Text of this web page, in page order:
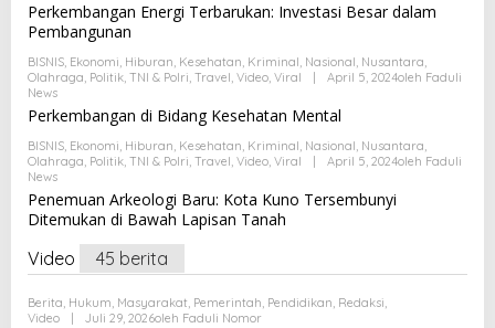
Perkembangan Energi Terbarukan: Investasi Besar dalam
Pembangunan
BISNIS, Ekonomi, Hiburan, Kesehatan, Kriminal, Nasional, Nusantara,
Olahraga, Politik, TNI & Polri, Travel, Video, Viral April 5, 2024Oleh Faduli
News
Perkembangan di Bidang Kesehatan Mental
BISNIS, Ekonomi, Hiburan, Kesehatan, Kriminal, Nasional, Nusantara,
Olahraga, Politik, TNI & Polri, Travel, Video, Viral April 5, 2024Oleh Faduli
News
Penemuan Arkeologi Baru: Kota Kuno Tersembunyi
Ditemukan di Bawah Lapisan Tanah
Video 45 berita
Berita, Hukum, Masyarakat, Pemerintah, Pendidikan, Redaksi,
Video
Juli 29, 2026Oleh Faduli Nomor